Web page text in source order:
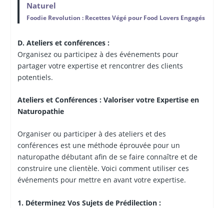
Naturel
Foodie Revolution : Recettes Végé pour Food Lovers Engagés
D. Ateliers et conférences :
Organisez ou participez à des événements pour
partager votre expertise et rencontrer des clients
potentiels.
Ateliers et Conférences : Valoriser votre Expertise en
Naturopathie
Organiser ou participer à des ateliers et des
conférences est une méthode éprouvée pour un
naturopathe débutant afin de se faire connaître et de
construire une clientèle. Voici comment utiliser ces
événements pour mettre en avant votre expertise.
1. Déterminez Vos Sujets de Prédilection :